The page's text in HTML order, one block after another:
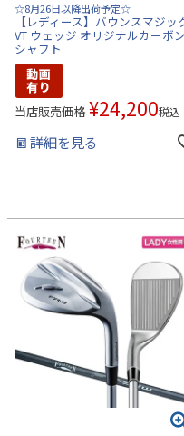
☆8月26日以降出荷予定☆
【レディース】バウンスマジッ
VT ウェッジ オリジナルカーボン
シャフト
当店販売価格 ¥24,200税込
詳細を見る